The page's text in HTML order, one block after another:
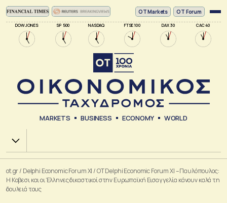
DOW JONES SP 500 NASDAQ FTSE 100 DAX 30 CAC 40
ΟΤ Markets OT Forum
MARKETS BUSINESS ECONOMY WORLD
Χ.Α.
ot.gr/ Delphi Economic Forum XI /ΟΤ Delphi Economic Forum XI – Παυλόπουλος:
Η Κοβεσι και οι Έλληνες δικαστικοί στην Ευρωπαϊκή Εισαγγελία κάνουν καλά τη
δουλειά τους